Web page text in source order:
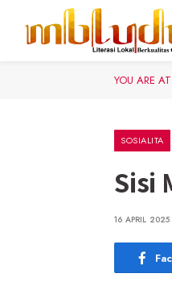
YOU ARE
SOSIALITA
Sisi
16 APRIL 2025